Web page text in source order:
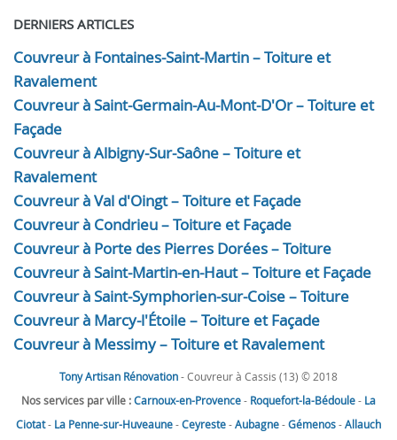
DERNIERS ARTICLES
Couvreur à Fontaines-Saint-Martin – Toiture et
Ravalement
Couvreur à Saint-Germain-Au-Mont-D'Or – Toiture et
Façade
Couvreur à Albigny-Sur-Saône – Toiture et
Ravalement
Couvreur à Val d'Oingt – Toiture et Façade
Couvreur à Condrieu – Toiture et Façade
Couvreur à Porte des Pierres Dorées – Toiture
Couvreur à Saint-Martin-en-Haut – Toiture et Façade
Couvreur à Saint-Symphorien-sur-Coise – Toiture
Couvreur à Marcy-l'Étoile – Toiture et Façade
Couvreur à Messimy – Toiture et Ravalement
Tony Artisan Rénovation- Couvreur à Cassis (13) © 2018
Nos services par ville :Carnoux-en-Provence- Roquefort-la-Bédoule- La
Ciotat- La Penne-sur-Huveaune-Ceyreste-Aubagne-Gémenos-Allauch